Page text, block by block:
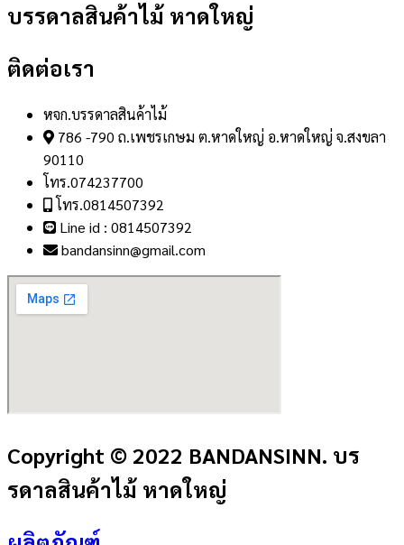
บรรดาลสินค้าไม้ หาดใหญ่
ติดต่อเรา
หจก.บรรดาลสินค้าไม้
786 -790 ถ.เพชรเกษม ต.หาดใหญ่ อ.หาดใหญ่ จ.สงขลา
90110
โทร.074237700
โทร.0814507392
Line id : 0814507392
bandansinn@gmail.com
Copyright © 2022 BANDANSINN. บร
รดาลสินค้าไม้ หาดใหญ่